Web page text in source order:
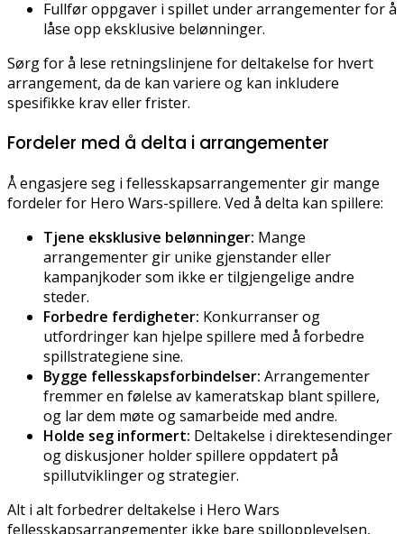
Fullfør oppgaver i spillet under arrangementer for å
låse opp eksklusive belønninger.
Sørg for å lese retningslinjene for deltakelse for hvert
arrangement, da de kan variere og kan inkludere
spesifikke krav eller frister.
Fordeler med å delta i arrangementer
Å engasjere seg i fellesskapsarrangementer gir mange
fordeler for Hero Wars-spillere. Ved å delta kan spillere:
Tjene eksklusive belønninger: Mange
arrangementer gir unike gjenstander eller
kampanjkoder som ikke er tilgjengelige andre
steder.
Forbedre ferdigheter: Konkurranser og
utfordringer kan hjelpe spillere med å forbedre
spillstrategiene sine.
Bygge fellesskapsforbindelser: Arrangementer
fremmer en følelse av kameratskap blant spillere,
og lar dem møte og samarbeide med andre.
Holde seg informert: Deltakelse i direktesendinger
og diskusjoner holder spillere oppdatert på
spillutviklinger og strategier.
Alt i alt forbedrer deltakelse i Hero Wars
fellesskapsarrangementer ikke bare spillopplevelsen,